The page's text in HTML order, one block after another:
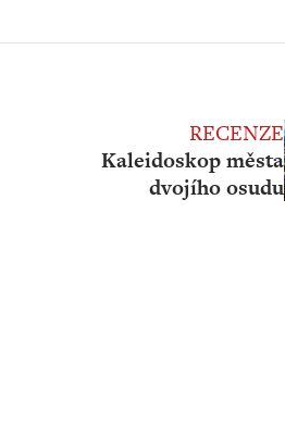
RECENZE
Kaleidoskop města
dvojího osudu